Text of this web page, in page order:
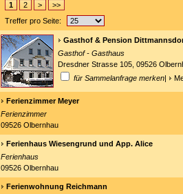
1 2 >
>>
Treffer pro Seite:
Gasthof & Pension
Gasthof - Gasthaus
Dresdner Strasse 105, 09526
für Sammelanfrage merken|
Ferienzimmer Meyer
Ferienzimmer
09526 Olbernhau
Ferienhaus Wiesengrund und App. Alice
Ferienhaus
09526 Olbernhau
Ferienwohnung Reichmann